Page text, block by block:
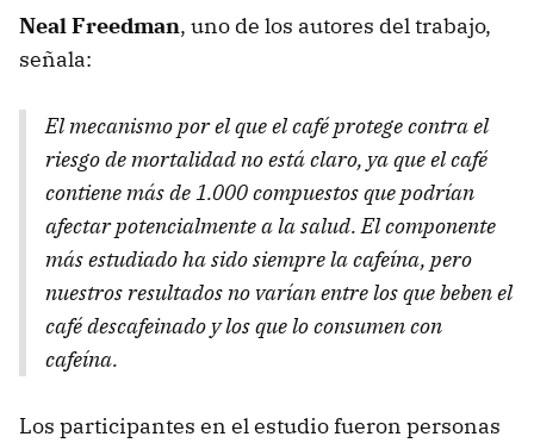
Neal Freedman, uno de los autores del trabajo,
señala:
El mecanismo por el que el café protege contra el
riesgo de mortalidad no está claro, ya que el café
contiene más de 1.000 compuestos que podrían
afectar potencialmente a la salud. El componente
más estudiado ha sido siempre la cafeína, pero
nuestros resultados no varían entre los que beben el
café descafeinado y los que lo consumen con
cafeína.
Los participantes en el estudio fueron personas